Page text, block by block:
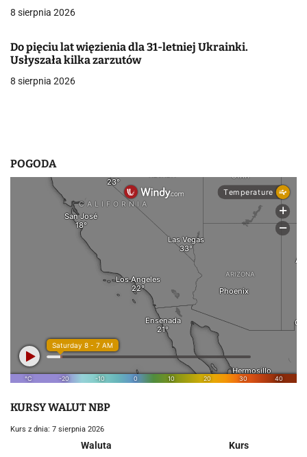
w
i
s
8 sierpnia 2026
Do pięciu lat więzienia dla 31-letniej Ukrainki.
Usłyszała kilka zarzutów
8 sierpnia 2026
POGODA
KURSY WALUT NBP
Kurs z dnia: 7 sierpnia 2026
Waluta
Kurs